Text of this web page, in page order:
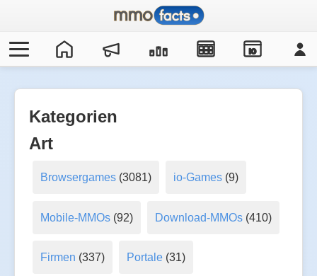
IO
Kategorien
Art
Browsergames(3081) io-Games (9)
Mobile-MMOs(92) Download-MMOs (410)
Firmen (337) Portale (31)